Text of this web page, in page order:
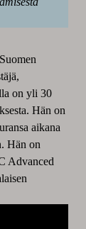
on yli 30
Hän on
aikana
Hän on
Advanced